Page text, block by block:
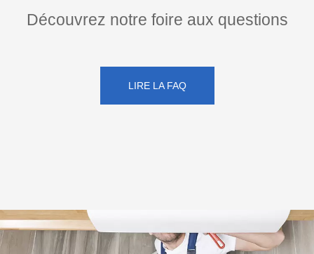
Découvrez notre foire aux questions
LIRE LA FAQ